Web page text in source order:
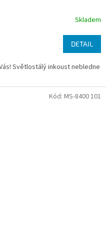
Skladem
DETAIL
Světlostálý inkoust nebledne
Kód: MS-8400 101